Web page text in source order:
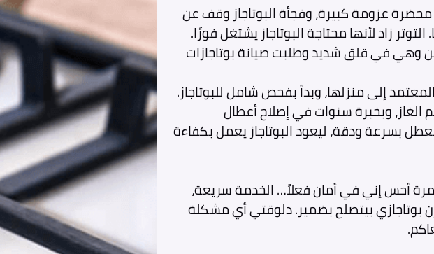
محضرة عزومة كبيرة، وفجأة البوتاجاز وقف عن
زاد لأنها محتاجة البوتاجاز يشتغل فورًا.
وهي في قلق شديد وطلبت صيانة بوتاجازات
إلى منزلها، وبدأ بفحص شامل للبوتاجاز.
وبخبرة سنوات في إصلاح أعطال
بسرعة ودقة، ليعود البوتاجاز يعمل بكفاءة
مرة أحس إني في أمان فعلاً… الخدمة سريعة،
بوتاجازي بيتصلح بضمير. دلوقتي أي مشكلة